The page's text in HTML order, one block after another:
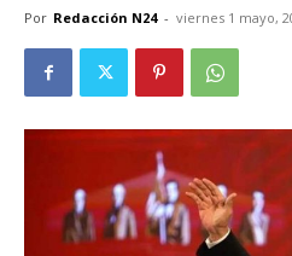
Por Redacción N24 - viernes 1 mayo,